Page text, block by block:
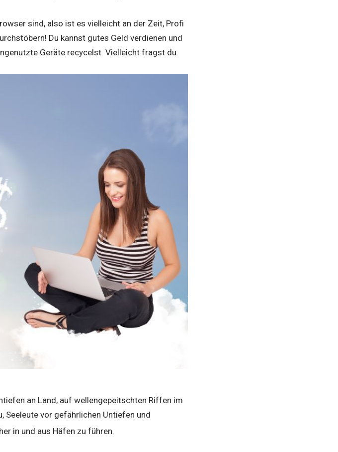
sind, also ist es vielleicht an der Zeit, Profi
Du kannst gutes Geld verdienen und
Geräte recycelst. Vielleicht fragst du
an Land, auf wellengepeitschten Riffen im
Seeleute vor gefährlichen Untiefen und
in und aus Häfen zu führen.